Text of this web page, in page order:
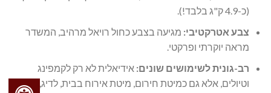
(כ-4.9 ק"ג בלבד!).
צבע אטרקטיבי: מגיעה בצבע כחול רויאל מרהיב, המשדר
מראה יוקרתי ופרקטי.
רב-גונית לשימושים שונים: אידיאלית לא רק לקמפינג
וטיולים, אלא גם כמיטת חירום, מיטת אירוח בבית, לדיג, לגינה,